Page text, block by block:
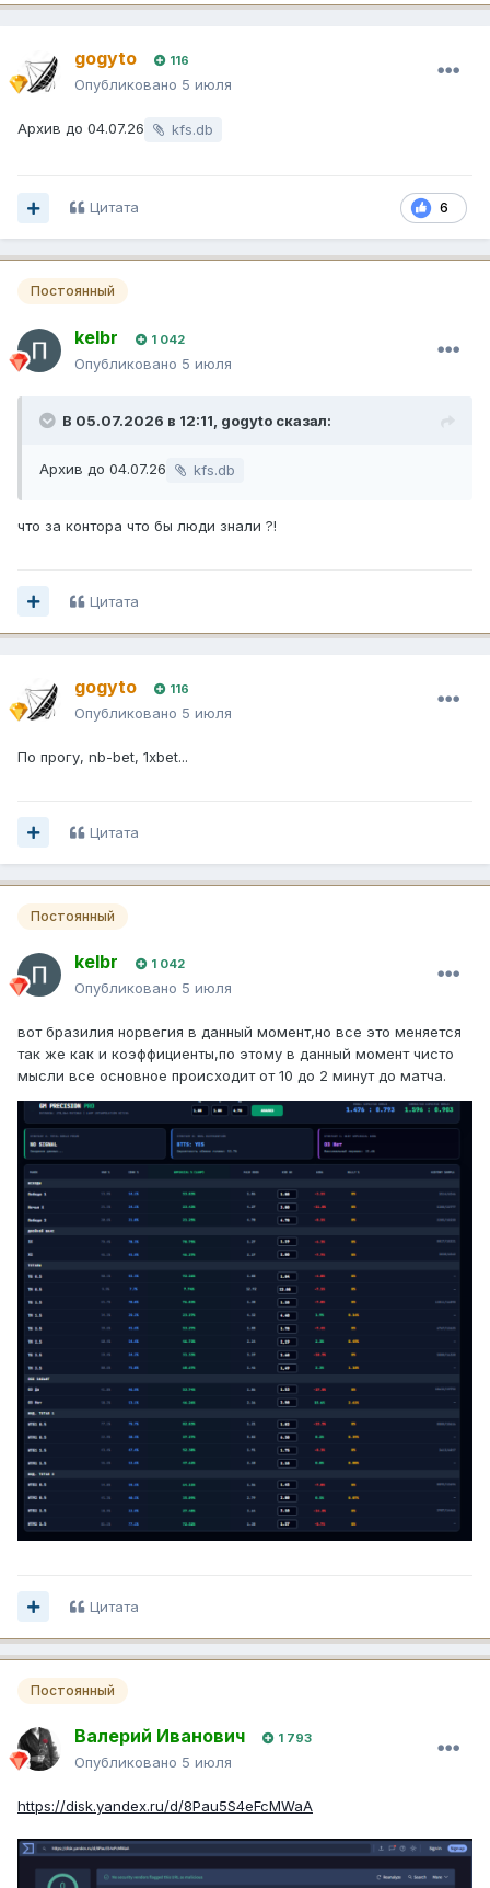
gogyto 116
Опубликовано 5 июля
Архив до 04.07.26 kfs.db
6
Цитата
Постоянный
kelbr 1 042
Опубликовано 5 июля
В 05.07.2026 в 12:11, gogyto сказал:
Архив до 04.07.26 kfs.db
что за контора что бы люди знали ?!
Цитата
gogyto 116
Опубликовано 5 июля
По прогу, nb-bet, 1xbet...
Цитата
Постоянный
kelbr 1 042
Опубликовано 5 июля
вот бразилия норвегия в данный момент,но все это меняется
так же как и коэффициенты,по этому в данный момент чисто
мысли все основное происходит от 10 до 2 минут до матча.
Цитата
Постоянный
Валерий Иванович 1 793
Опубликовано 5 июля
https://disk.yandex.ru/d/8Pau5S4eFcMWaA